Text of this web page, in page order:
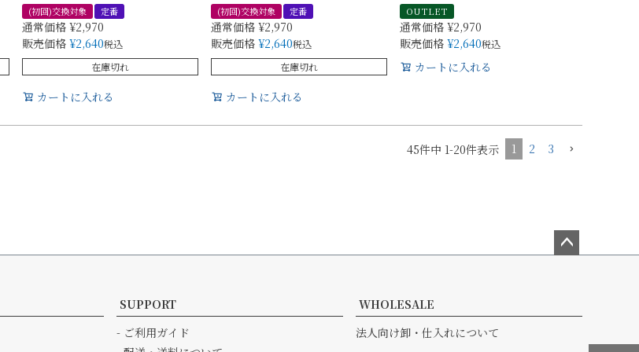
(初回)交換対象 定番
通常価格 ¥2,970
販売価格 ¥2,640税込
在庫切れ
カートに入れる
(初回)交換対象 定番
通常価格 ¥2,970
販売価格 ¥2,640税込
在庫切れ
カートに入れる
OUTLET
通常価格 ¥2,970
販売価格 ¥2,640税込
カートに入れる
45件中 1-20件表示 1 2 3
へ
SUPPORT
- ご利用ガイド
WHOLESALE
法人向け卸・仕入れについて